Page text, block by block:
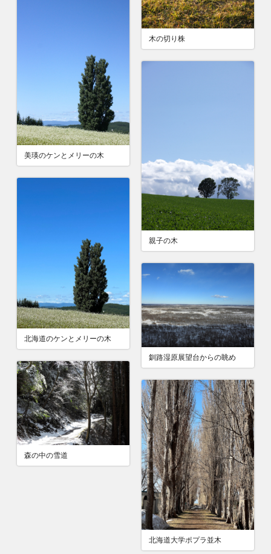
木の切り株
美瑛のケンとメリーの木
親子の木
北海道のケンとメリーの木
釧路湿原展望台からの眺め
森の中の雪道
北海道大学ポプラ並木